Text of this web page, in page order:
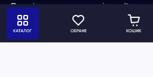
Сповіщення про нові акції,